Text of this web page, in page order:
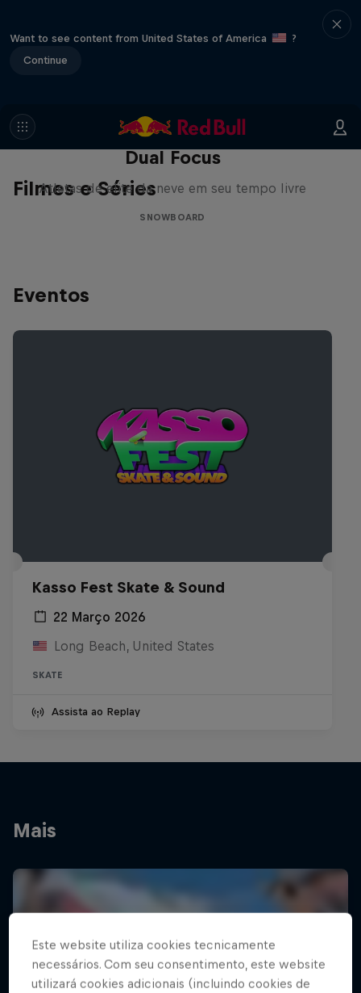
Want to see content from United States of America
?
Continue
Filmes e Séries
Dual Focus
Atletas de elite da neve em seu tempo livre
SNOWBOARD
Eventos
Kasso Fest Skate & Sound
22 Março 2026
Long Beach, United States
SKATE
Assista ao Replay
Mais
Este website utiliza cookies tecnicamente
necessários. Com seu consentimento, este website
utilizará cookies adicionais (incluindo cookies de